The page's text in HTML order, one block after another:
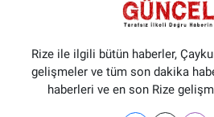
Rize ile ilgili bütün haberler,
gelişmeler ve tüm son dakika
haberleri ve en son Rize